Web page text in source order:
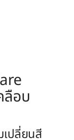
อบ
ปลี่ยนสี